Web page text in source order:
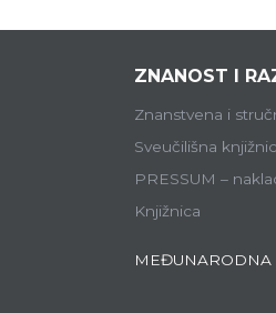
ZNANOST I
Znanstvena i
Sveučilišna
PRESSUM –
Knjižnica
MEĐUNARODNA